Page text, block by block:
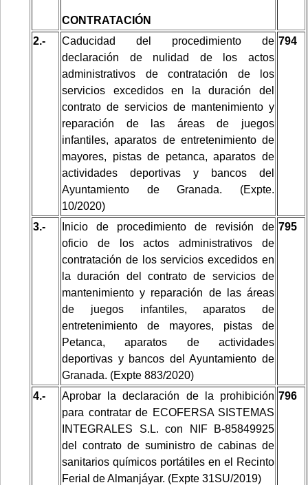
CONTRATACIÓN
2.-
Caducidad del procedimiento de
declaración de nulidad de los actos
administrativos de contratación de los
servicios excedidos en la duración del
contrato de servicios de mantenimiento y
reparación de las áreas de juegos
infantiles, aparatos de entretenimiento de
mayores, pistas de petanca, aparatos de
actividades deportivas y bancos del
Ayuntamiento de Granada. (Expte.
10/2020)
794
3.-
Inicio de procedimiento de revisión de
oficio de los actos administrativos de
contratación de los servicios excedidos en
la duración del contrato de servicios de
mantenimiento y reparación de las áreas
de juegos infantiles, aparatos de
entretenimiento de mayores, pistas de
Petanca, aparatos de actividades
deportivas y bancos del Ayuntamiento de
Granada. (Expte 883/2020)
795
4.-
Aprobar la declaración de la prohibición
para contratar de ECOFERSA SISTEMAS
INTEGRALES S.L. con NIF B-85849925
del contrato de suministro de cabinas de
sanitarios químicos portátiles en el Recinto
Ferial de Almanjáyar. (Expte 31SU/2019)
796